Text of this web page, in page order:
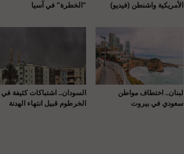
الأمريكية واشنطن (فيديو)
"الخطرة" في آسيا
لبنان.. اختطاف مواطن
سعودي في بيروت
السودان.. اشتباكات كثيفة في
الخرطوم قبيل انتهاء الهدنة